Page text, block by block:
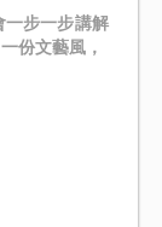
一步一步講解
份文藝風，